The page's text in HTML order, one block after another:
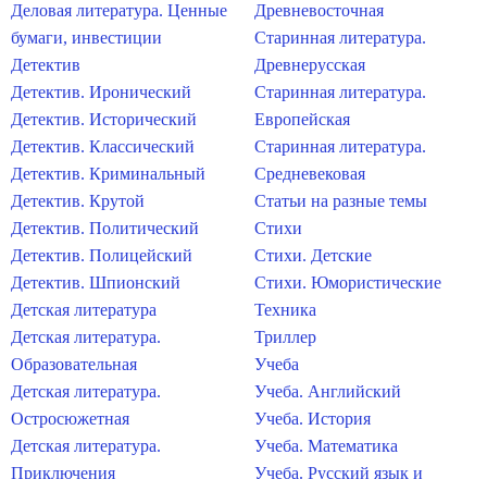
Деловая литература. Ценные
бумаги, инвестиции
Детектив
Детектив. Иронический
Детектив. Исторический
Детектив. Классический
Детектив. Криминальный
Детектив. Крутой
Детектив. Политический
Детектив. Полицейский
Детектив. Шпионский
Детская литература
Детская литература.
Образовательная
Детская литература.
Остросюжетная
Детская литература.
Приключения
Древневосточная
Старинная литература.
Древнерусская
Старинная литература.
Европейская
Старинная литература.
Средневековая
Статьи на разные темы
Стихи
Стихи. Детские
Стихи. Юмористические
Техника
Триллер
Учеба
Учеба. Английский
Учеба. История
Учеба. Математика
Учеба. Русский язык и